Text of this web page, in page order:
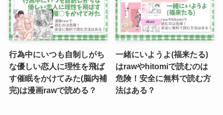
行為中にいつも自制しがち
な優しい恋人に理性を飛ば
す催眠をかけてみた(脳内補
完)は漫画rawで読める？
一緒にいようよ(福来たる)
はrawやhitomiで読むのは
危険！安全に無料で読む方
法はある？